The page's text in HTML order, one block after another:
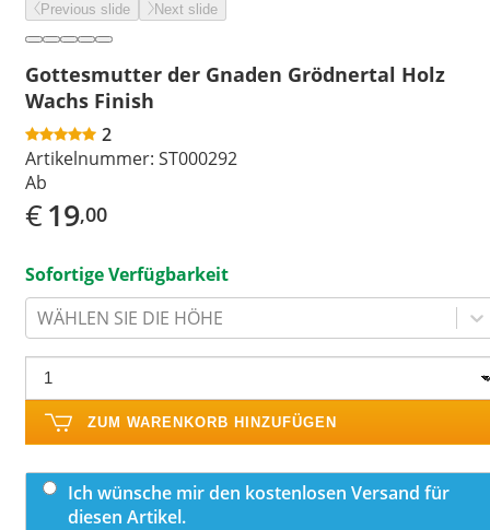
Previous slide Next slide
Gottesmutter der Gnaden Grödnertal Holz
Wachs Finish
2
Artikelnummer: ST000292
Ab
€19,00
Sofortige Verfügbarkeit
WÄHLEN SIE DIE HÖHE
ZUM WARENKORB HINZUFÜGEN
Ich wünsche mir den kostenlosen Versand für
diesen Artikel.